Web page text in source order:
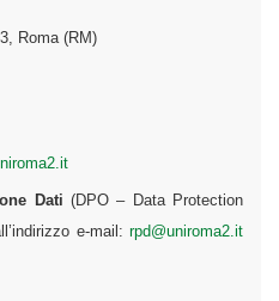
Roma (RM)
Dati (DPO – Data Protection
e-mail: rpd@uniroma2.it